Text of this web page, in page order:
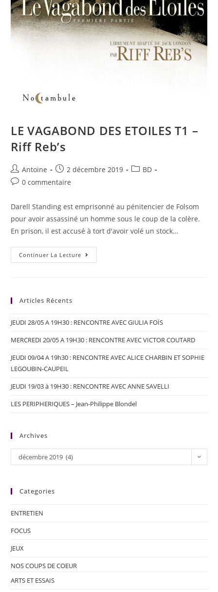
LE VAGABOND DES ETOILES T1 –
Riff Reb’s
Antoine 2 décembre 2019
BD
0 commentaire
Darell Standing est emprisonné au pénitencier de Folsom
pour avoir assassiné un homme sous le coup de la colère.
En prison, il est accusé à tort d'avoir volé un stock…
Continuer La Lecture
Articles Récents
JEUDI 28/05 A 19H30 : RENCONTRE AVEC GIULIA FOÏS
MERCREDI 20/05 A 19H30 : RENCONTRE AVEC VICTOR COUTARD
JEUDI 09/04 A 19h30 : RENCONTRE AVEC ALICE CHARBIN ET SOPHIE
LEGOUBIN-CAUPEIL
JEUDI 19/03 à 19H30 : RENCONTRE AVEC ANNE SAVELLI
LES PERIPHERIQUES – Jean-Philippe Blondel
Archives
décembre 2019 (4)
Categories
ENTRETIEN
FOCUS
JEUX
NOS COUPS DE COEUR
ARTS ET ESSAIS